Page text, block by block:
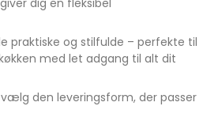
dig en fleksibel
praktiske og stilfulde – perfekte til
med let adgang til alt dit
den leveringsform, der passer